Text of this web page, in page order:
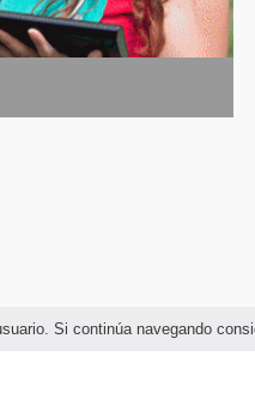
Si continúa navegando